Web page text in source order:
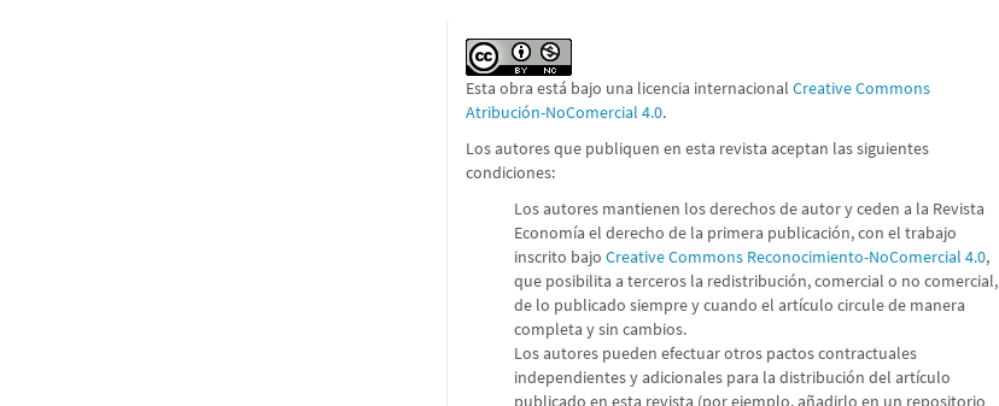
Esta obra está bajo una licencia internacionalCreative Commons
Atribución-NoComercial 4.0.
Los autores que publiquen en esta revista aceptan las siguientes
condiciones:
Los autores mantienen los derechos de autor y ceden a la Revista
Economía el derecho de la primera publicación, con el trabajo
inscrito bajoCreative Commons Reconocimiento-NoComercial 4.0,
que posibilita a terceros la redistribución, comercial o no comercial,
de lo publicado siempre y cuando el artículo circule de manera
completa y sin cambios.
Los autores pueden efectuar otros pactos contractuales
independientes y adicionales para la distribución del artículo
publicado en esta revista (por ejemplo, añadirlo en un repositorio